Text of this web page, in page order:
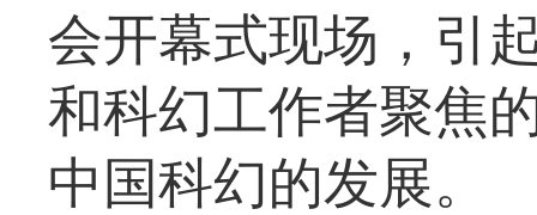
会开幕式现场，引
和科幻工作者聚焦
中国科幻的发展。